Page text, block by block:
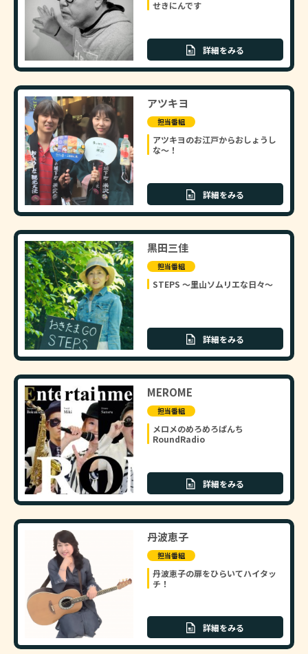
せきにんです
詳細をみる
アツキヨ
担当番組
アツキヨのお江戸からおしょうし
な～！
詳細をみる
黒田三佳
担当番組
STEPS ～里山ソムリエな日々～
詳細をみる
MEROME
担当番組
メロメのめろめろぱんち
RoundRadio
詳細をみる
丹波恵子
担当番組
丹波恵子の扉をひらいてハイタッ
チ！
詳細をみる